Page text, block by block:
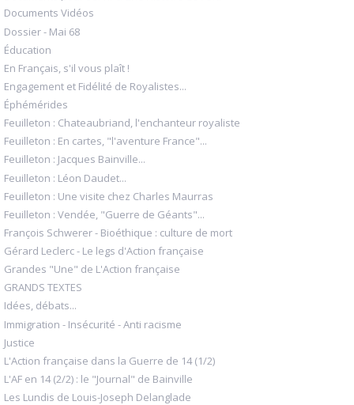
Documents Vidéos
Dossier - Mai 68
Éducation
En Français, s'il vous plaît !
Engagement et Fidélité de Royalistes...
Éphémérides
Feuilleton : Chateaubriand, l'enchanteur royaliste
Feuilleton : En cartes, "l'aventure France"...
Feuilleton : Jacques Bainville...
Feuilleton : Léon Daudet...
Feuilleton : Une visite chez Charles Maurras
Feuilleton : Vendée, "Guerre de Géants"...
François Schwerer - Bioéthique : culture de mort
Gérard Leclerc - Le legs d'Action française
Grandes "Une" de L'Action française
GRANDS TEXTES
Idées, débats...
Immigration - Insécurité - Anti racisme
Justice
L'Action française dans la Guerre de 14 (1/2)
L'AF en 14 (2/2) : le "Journal" de Bainville
Les Lundis de Louis-Joseph Delanglade